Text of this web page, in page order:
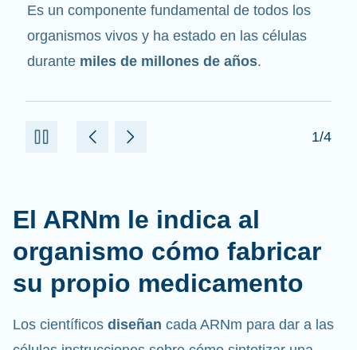
mensajero. Interactúa con otros componentes
de las células que ayudan a sintetizar las
proteínas.
2/4
El ARNm le indica al
organismo cómo fabricar
su propio medicamento
Los científicos diseñan cada ARNm para dar a las